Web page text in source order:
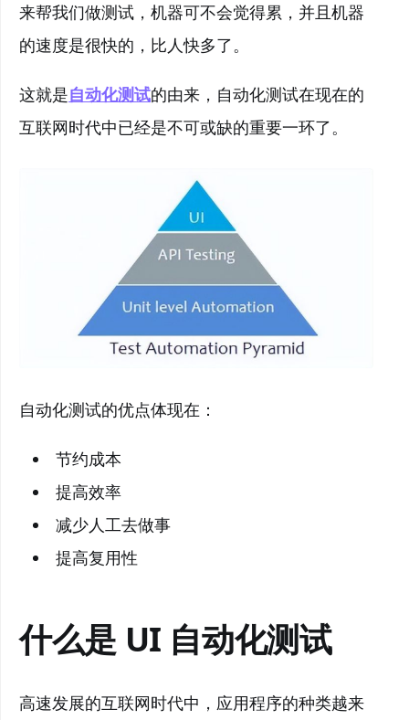
来帮我们做测试，机器可不会觉得累，并且机器
的速度是很快的，比人快多了。
这就是自动化测试的由来，自动化测试在现在的
互联网时代中已经是不可或缺的重要一环了。
自动化测试的优点体现在：
节约成本
提高效率
减少人工去做事
提高复用性
什么是 UI 自动化测试
高速发展的互联网时代中，应用程序的种类越来